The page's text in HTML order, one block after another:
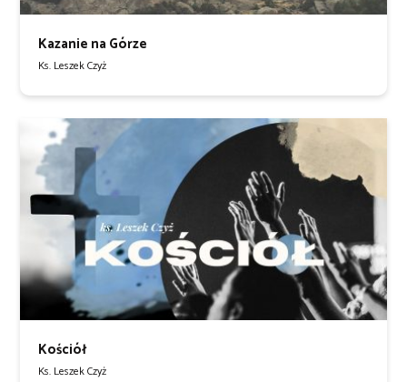
Kazanie na Górze
Ks. Leszek Czyż
Kościół
Ks. Leszek Czyż